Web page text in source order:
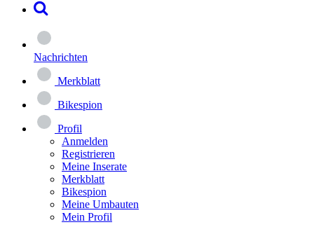
Nachrichten
Merkblatt
Bikespion
Profil
Anmelden
Registrieren
Meine Inserate
Merkblatt
Bikespion
Meine Umbauten
Mein Profil